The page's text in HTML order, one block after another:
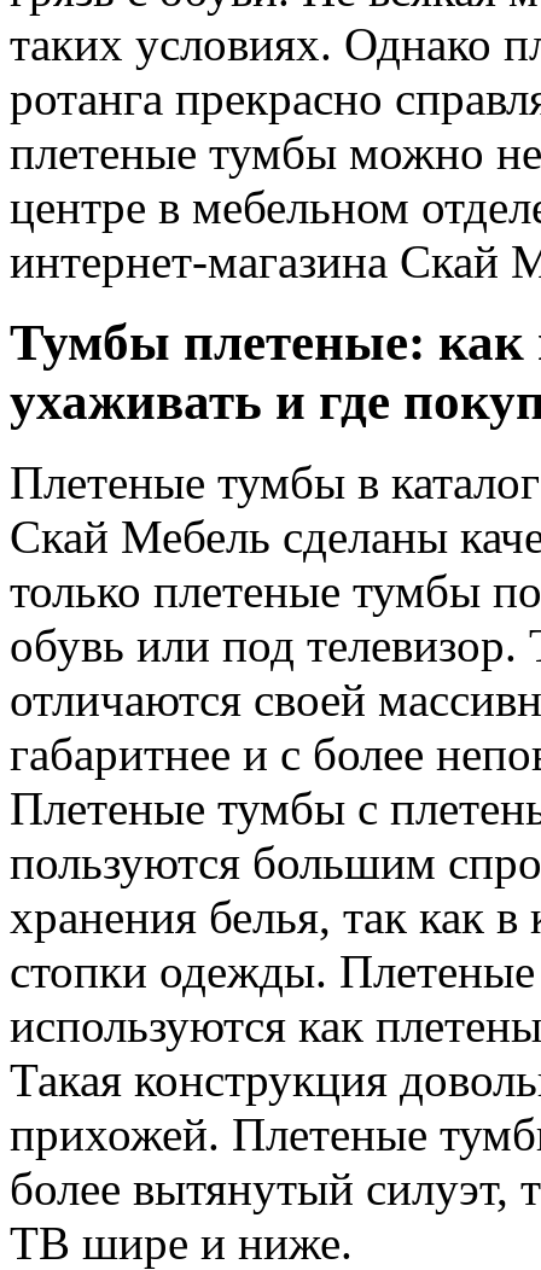
таких условиях. Однако
ротанга прекрасно
плетеные тумбы можно
центре в мебельном
интернет-магазина Скай
Тумбы плетеные: как
ухаживать и где
Плетеные тумбы в
Скай Мебель сделаны
только плетеные тумбы
обувь или под
отличаются своей
габаритнее и с более
Плетеные тумбы с
пользуются большим
хранения белья, так как
стопки одежды.
используются как
Такая конструкция
прихожей. Плетеные
более вытянутый силуэт,
ТВ шире и ниже.